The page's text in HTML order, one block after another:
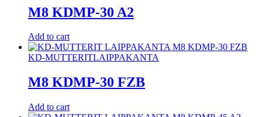
M8 KDMP-30 A2
Add to cart
KD-MUTTERITLAIPPAKANTA
M8 KDMP-30 FZB
Add to cart